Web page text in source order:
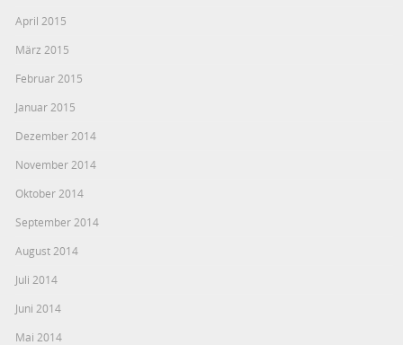
April 2015
März 2015
Februar 2015
Januar 2015
Dezember 2014
November 2014
Oktober 2014
September 2014
August 2014
Juli 2014
Juni 2014
Mai 2014